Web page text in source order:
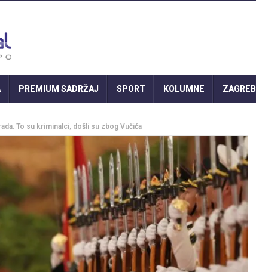
PREMIUM SADRŽAJ SPORT KOLUMNE ZAGREB
To su kriminalci, došli su zbog Vučića